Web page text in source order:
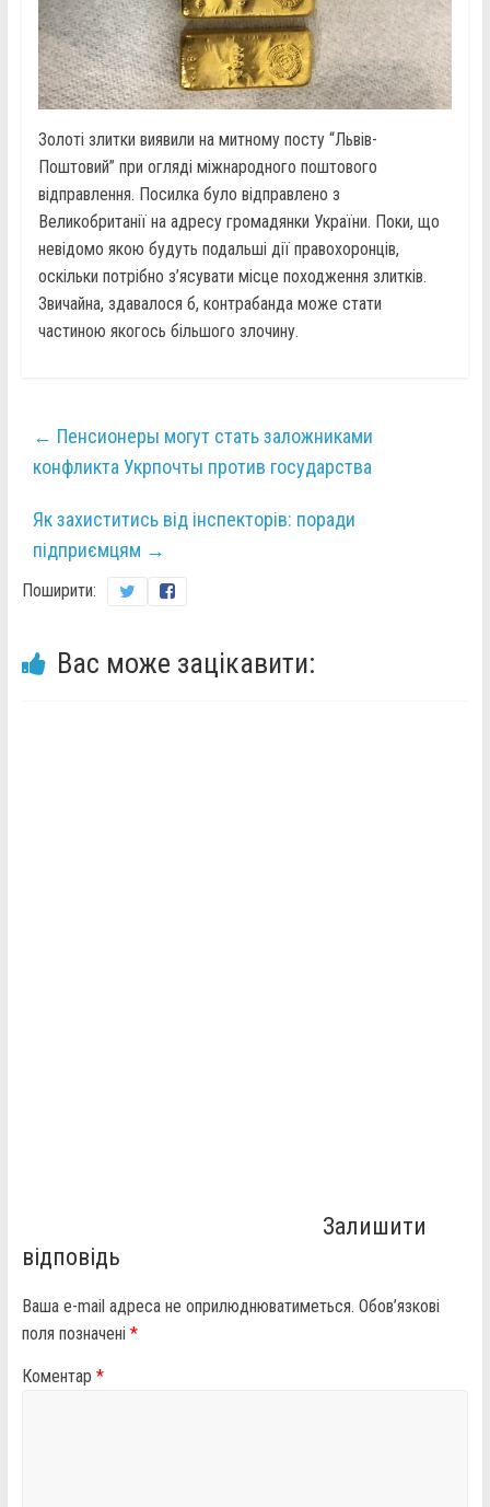
Золоті злитки виявили на митному посту “Львів-
Поштовий” при огляді міжнародного поштового
відправлення. Посилка було відправлено з
Великобританії на адресу громадянки України. Поки, що
невідомо якою будуть подальші дії правохоронців,
оскільки потрібно з’ясувати місце походження злитків.
Звичайна, здавалося б, контрабанда може стати
частиною якогось більшого злочину.
← Пенсионеры могут стать заложниками
конфликта Укрпочты против государства
Як захиститись від інспекторів: поради
підприємцям →
Поширити:
Вас може зацікавити:
Залишити
відповідь
Ваша e-mail адреса не оприлюднюватиметься. Обов’язкові
поля позначені *
Коментар *